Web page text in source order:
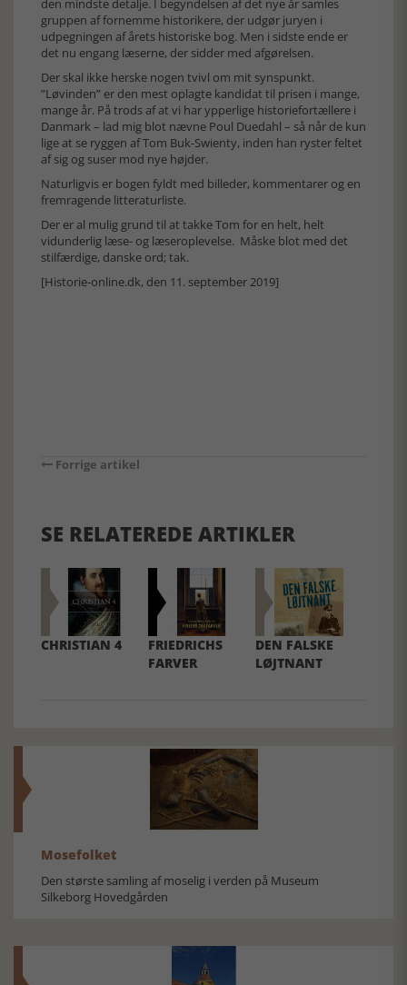
den mindste detalje. I begyndelsen af det nye år samles
gruppen af fornemme historikere, der udgør juryen i
udpegningen af årets historiske bog. Men i sidste ende er
det nu engang læserne, der sidder med afgørelsen.
Der skal ikke herske nogen tvivl om mit synspunkt.
”Løvinden” er den mest oplagte kandidat til prisen i mange,
mange år. På trods af at vi har ypperlige historiefortællere i
Danmark – lad mig blot nævne Poul Duedahl – så når de kun
lige at se ryggen af Tom Buk-Swienty, inden han ryster feltet
af sig og suser mod nye højder.
Naturligvis er bogen fyldt med billeder, kommentarer og en
fremragende litteraturliste.
Der er al mulig grund til at takke Tom for en helt, helt
vidunderlig læse- og læseroplevelse. Måske blot med det
stilfærdige, danske ord; tak.
[Historie-online.dk, den 11. september 2019]
Forrige artikel
SE RELATEREDE ARTIKLER
CHRISTIAN 4
FRIEDRICHS
FARVER
DEN FALSKE
LØJTNANT
Mosefolket
Den største samling af moselig i verden på Museum
Silkeborg Hovedgården